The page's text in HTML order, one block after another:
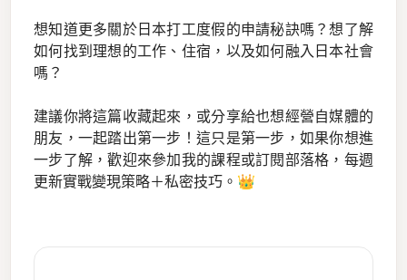
想知道更多關於日本打工度假的申請秘訣嗎？想了解
如何找到理想的工作、住宿，以及如何融入日本社會
嗎？
建議你將這篇收藏起來，或分享給也想經營自媒體的
朋友，一起踏出第一步！這只是第一步，如果你想進
一步了解，歡迎來參加我的課程或訂閱部落格，每週
更新實戰變現策略＋私密技巧。👑